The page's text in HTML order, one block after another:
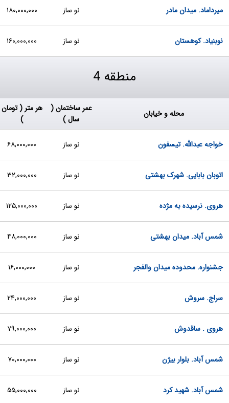
میرداماد. میدان مادر نو ساز ۱۸۰,۰۰۰,۰۰۰
نوبنیاد. کوهستان نو ساز ۱۶۰,۰۰۰,۰۰۰
منطقه 4
محله و خیابان
عمر ساختمان (
سال )
هر متر ( تومان
)
خواجه عبدالله. تیسفون نو ساز ۶۸,۰۰۰,۰۰۰
اتوبان بابایی. شهرک بهشتی نو ساز ۳۲,۰۰۰,۰۰۰
هروی. نرسیده به مژده نو ساز ۱۲۵,۰۰۰,۰۰۰
شمس آباد. میدان بهشتی نو ساز ۴۸,۰۰۰,۰۰۰
جشنواره. محدوده میدان والفجر نو ساز ۱۶,۰۰۰,۰۰۰
سراج. سروش نو ساز ۲۴,۰۰۰,۰۰۰
هروی . ساقدوش نو ساز ۷۹,۰۰۰,۰۰۰
شمس آباد. بلوار بیژن نو ساز ۷۰,۰۰۰,۰۰۰
شمس آباد. شهید کرد نو ساز ۵۵,۰۰۰,۰۰۰